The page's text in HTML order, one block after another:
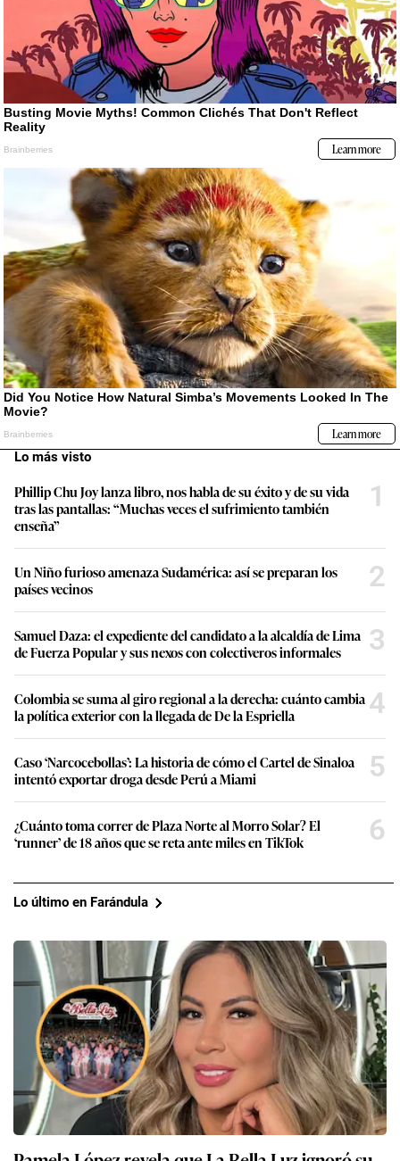
Lo más visto
Phillip Chu Joy lanza libro, nos habla de su éxito y de su vida
tras las pantallas: “Muchas veces el sufrimiento también
enseña”
1
Un Niño furioso amenaza Sudamérica: así se preparan los
países vecinos
2
Samuel Daza: el expediente del candidato a la alcaldía de Lima
de Fuerza Popular y sus nexos con colectiveros informales
3
Colombia se suma al giro regional a la derecha: cuánto cambia
la política exterior con la llegada de De la Espriella
4
Caso ‘Narcocebollas’: La historia de cómo el Cartel de Sinaloa
intentó exportar droga desde Perú a Miami
5
¿Cuánto toma correr de Plaza Norte al Morro Solar? El
‘runner’ de 18 años que se reta ante miles en TikTok
6
Lo último en Farándula